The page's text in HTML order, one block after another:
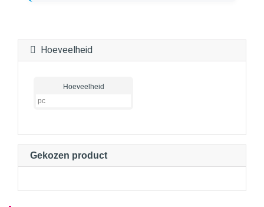
Hoeveelheid
Hoeveelheid
Gekozen product